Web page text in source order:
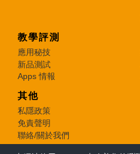
教學評測
應用秘技
新品測試
Apps 情報
其他
私隱政策
免責聲明
聯絡/關於我們